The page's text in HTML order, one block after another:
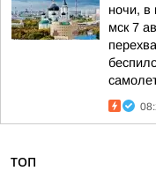
ночи, в
мск 7
ТОП